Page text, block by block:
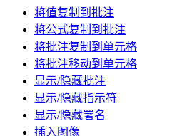
将值复制到批注
将公式复制到批注
将批注复制到单元格
将批注移动到单元格
显示/隐藏批注
显示/隐藏指示符
显示/隐藏署名
插入图像